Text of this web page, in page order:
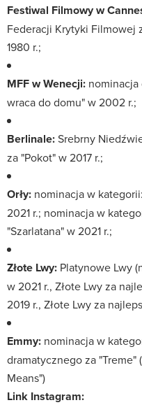
Festiwal Filmowy w
Federacji Krytyki Filmowej
1980 r.;
MFF w Wenecji: nominacja
wraca do domu" w 2002 r.;
Berlinale:Srebrny
za "Pokot" w 2017 r.;
Orły: nominacja w
2021 r.; nominacja w
"Szarlatana" w 2021 r.;
Złote Lwy: Platynowe Lwy
w 2021 r., Złote Lwy za
2019 r., Złote Lwy za
Emmy: nominacja w
dramatycznego za
Means")
Link Instagram: